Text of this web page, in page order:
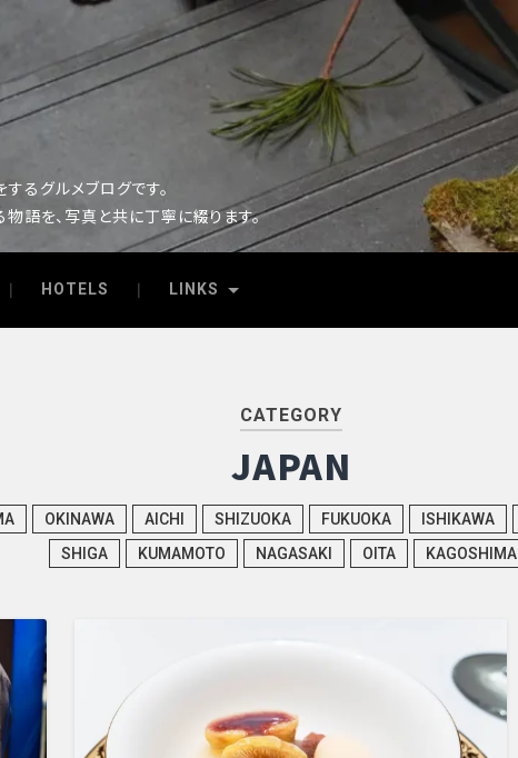
るグルメブログです。
語を、写真と共に丁寧に綴ります。
HOTELS LINKS
CATEGORY
JAPAN
OKINAWA AICHI SHIZUOKA FUKUOKA ISHIKAWA
SHIGA
KUMAMOTO NAGASAKI OITA KAGOSHIMA